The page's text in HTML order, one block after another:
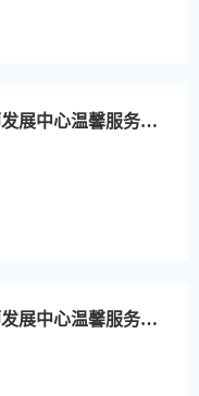
。波司登集团始终秉
牌与企业文化体系。
党委教师工作部、人事处、教师发展中心温馨服务提示（第16周）
党委教师工作部、人事处、教师发展中心温馨服务提示（第14周）